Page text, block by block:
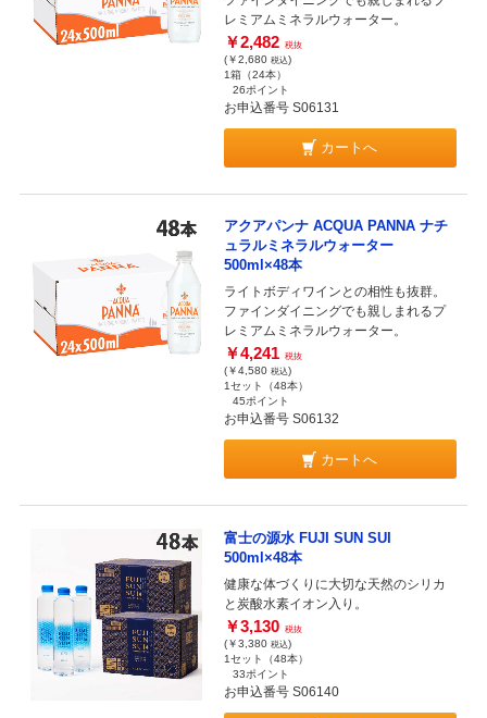
レミアムミネラルウォーター。
￥2,482 税抜
(￥2,680 税込)
1箱（24本）
26ポイント
お申込番号 S06131
カートへ
アクアパンナ ACQUA PANNA ナチ
ュラルミネラルウォーター
500ml×48本
ライトボディワインとの相性も抜群。
ファインダイニングでも親しまれるプ
レミアムミネラルウォーター。
￥4,241 税抜
(￥4,580 税込)
1セット（48本）
45ポイント
お申込番号 S06132
カートへ
富士の源水 FUJI SUN SUI
500ml×48本
健康な体づくりに大切な天然のシリカ
と炭酸水素イオン入り。
￥3,130 税抜
(￥3,380 税込)
1セット（48本）
33ポイント
お申込番号 S06140